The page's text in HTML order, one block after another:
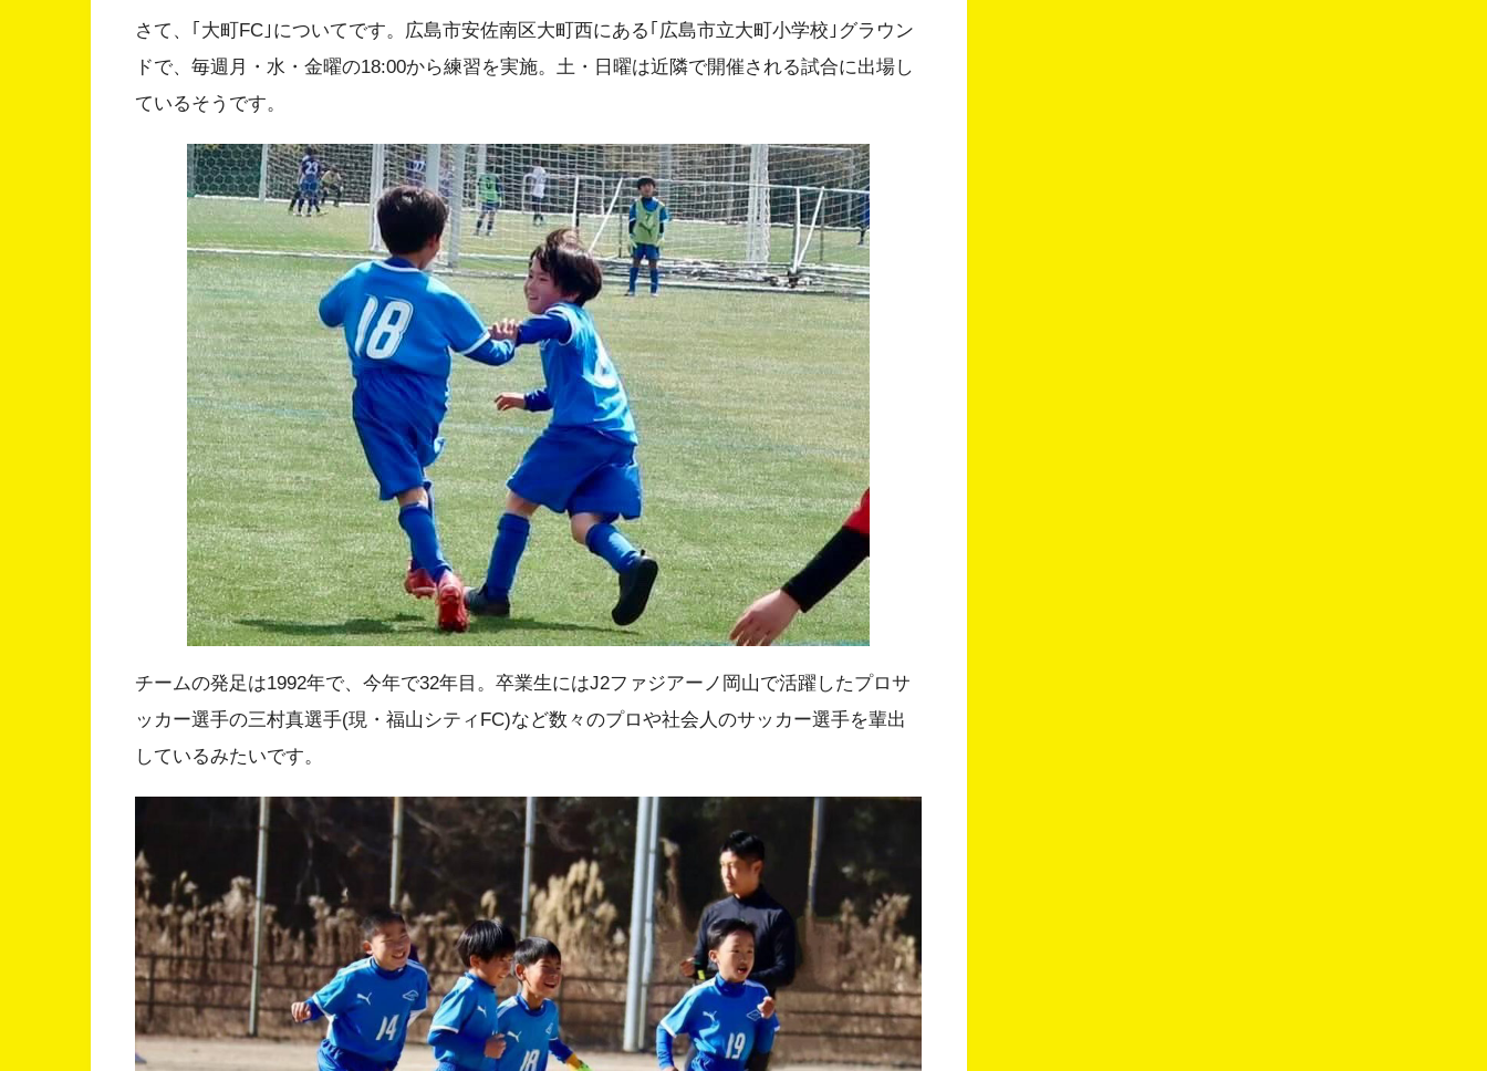
さて、｢大町FC｣についてです。広島市安佐南区大町西にある｢広島市立大町小学校｣グラウン
ドで、毎週月・水・金曜の18:00から練習を実施。土・日曜は近隣で開催される試合に出場し
ているそうです。
チームの発足は1992年で、今年で32年目。卒業生にはJ2ファジアーノ岡山で活躍したプロサ
ッカー選手の三村真選手(現・福山シティFC)など数々のプロや社会人のサッカー選手を輩出
しているみたいです。